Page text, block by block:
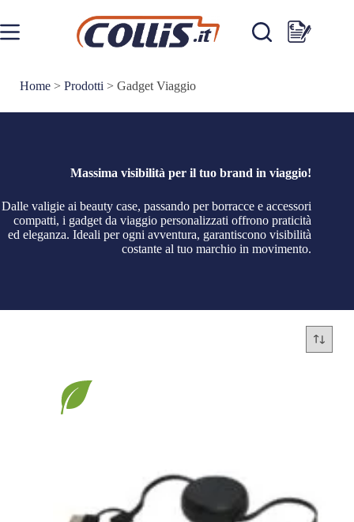
contenuto
Carrello
Home > Prodotti > Gadget Viaggio
Massima visibilità per il tuo brand in viaggio!
Dalle valigie ai beauty case, passando per borracce e accessori
compatti, i gadget da viaggio personalizzati offrono praticità
ed eleganza. Ideali per ogni avventura, garantiscono visibilità
costante al tuo marchio in movimento.